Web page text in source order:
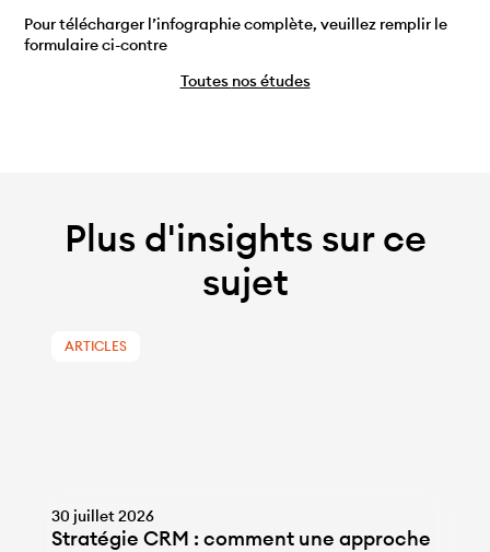
Pour télécharger l’infographie complète, veuillez remplir le
formulaire ci-contre
Toutes nos études
Plus d'insights sur ce
sujet
ARTICLES
30 juillet 2026
Stratégie CRM : comment une approche